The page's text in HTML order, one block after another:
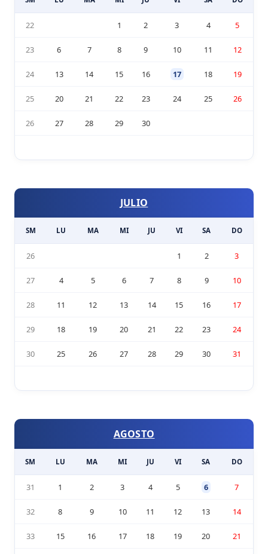
22 1 2 3 4 5
23 6 7 8 9 10 11 12
24 13 14 15 16 17 18 19
25 20 21 22 23 24 25 26
26 27 28 29 30
JULIO
SM LU MA MI JU VI SA DO
26 1 2 3
27 4 5 6 7 8 9 10
28 11 12 13 14 15 16 17
29 18 19 20 21 22 23 24
30 25 26 27 28 29 30 31
AGOSTO
SM LU MA MI JU VI SA DO
31 1 2 3 4 5 6 7
32 8 9 10 11 12 13 14
33 15 16 17 18 19 20 21